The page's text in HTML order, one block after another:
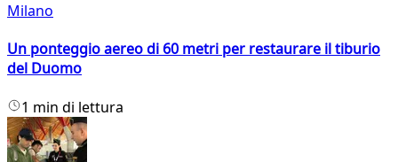
Milano
Un ponteggio aereo di 60 metri per restaurare il tiburio
del Duomo
1 min di lettura